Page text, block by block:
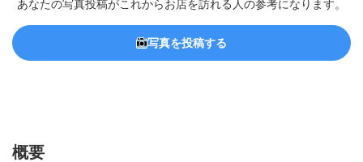
あなたの写真投稿がこれからお店を訪れる人の参考になります。
写真を投稿する
概要